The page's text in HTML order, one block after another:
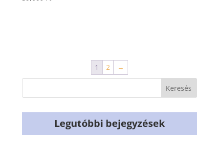
1 2 →
Legutóbbi bejegyzések